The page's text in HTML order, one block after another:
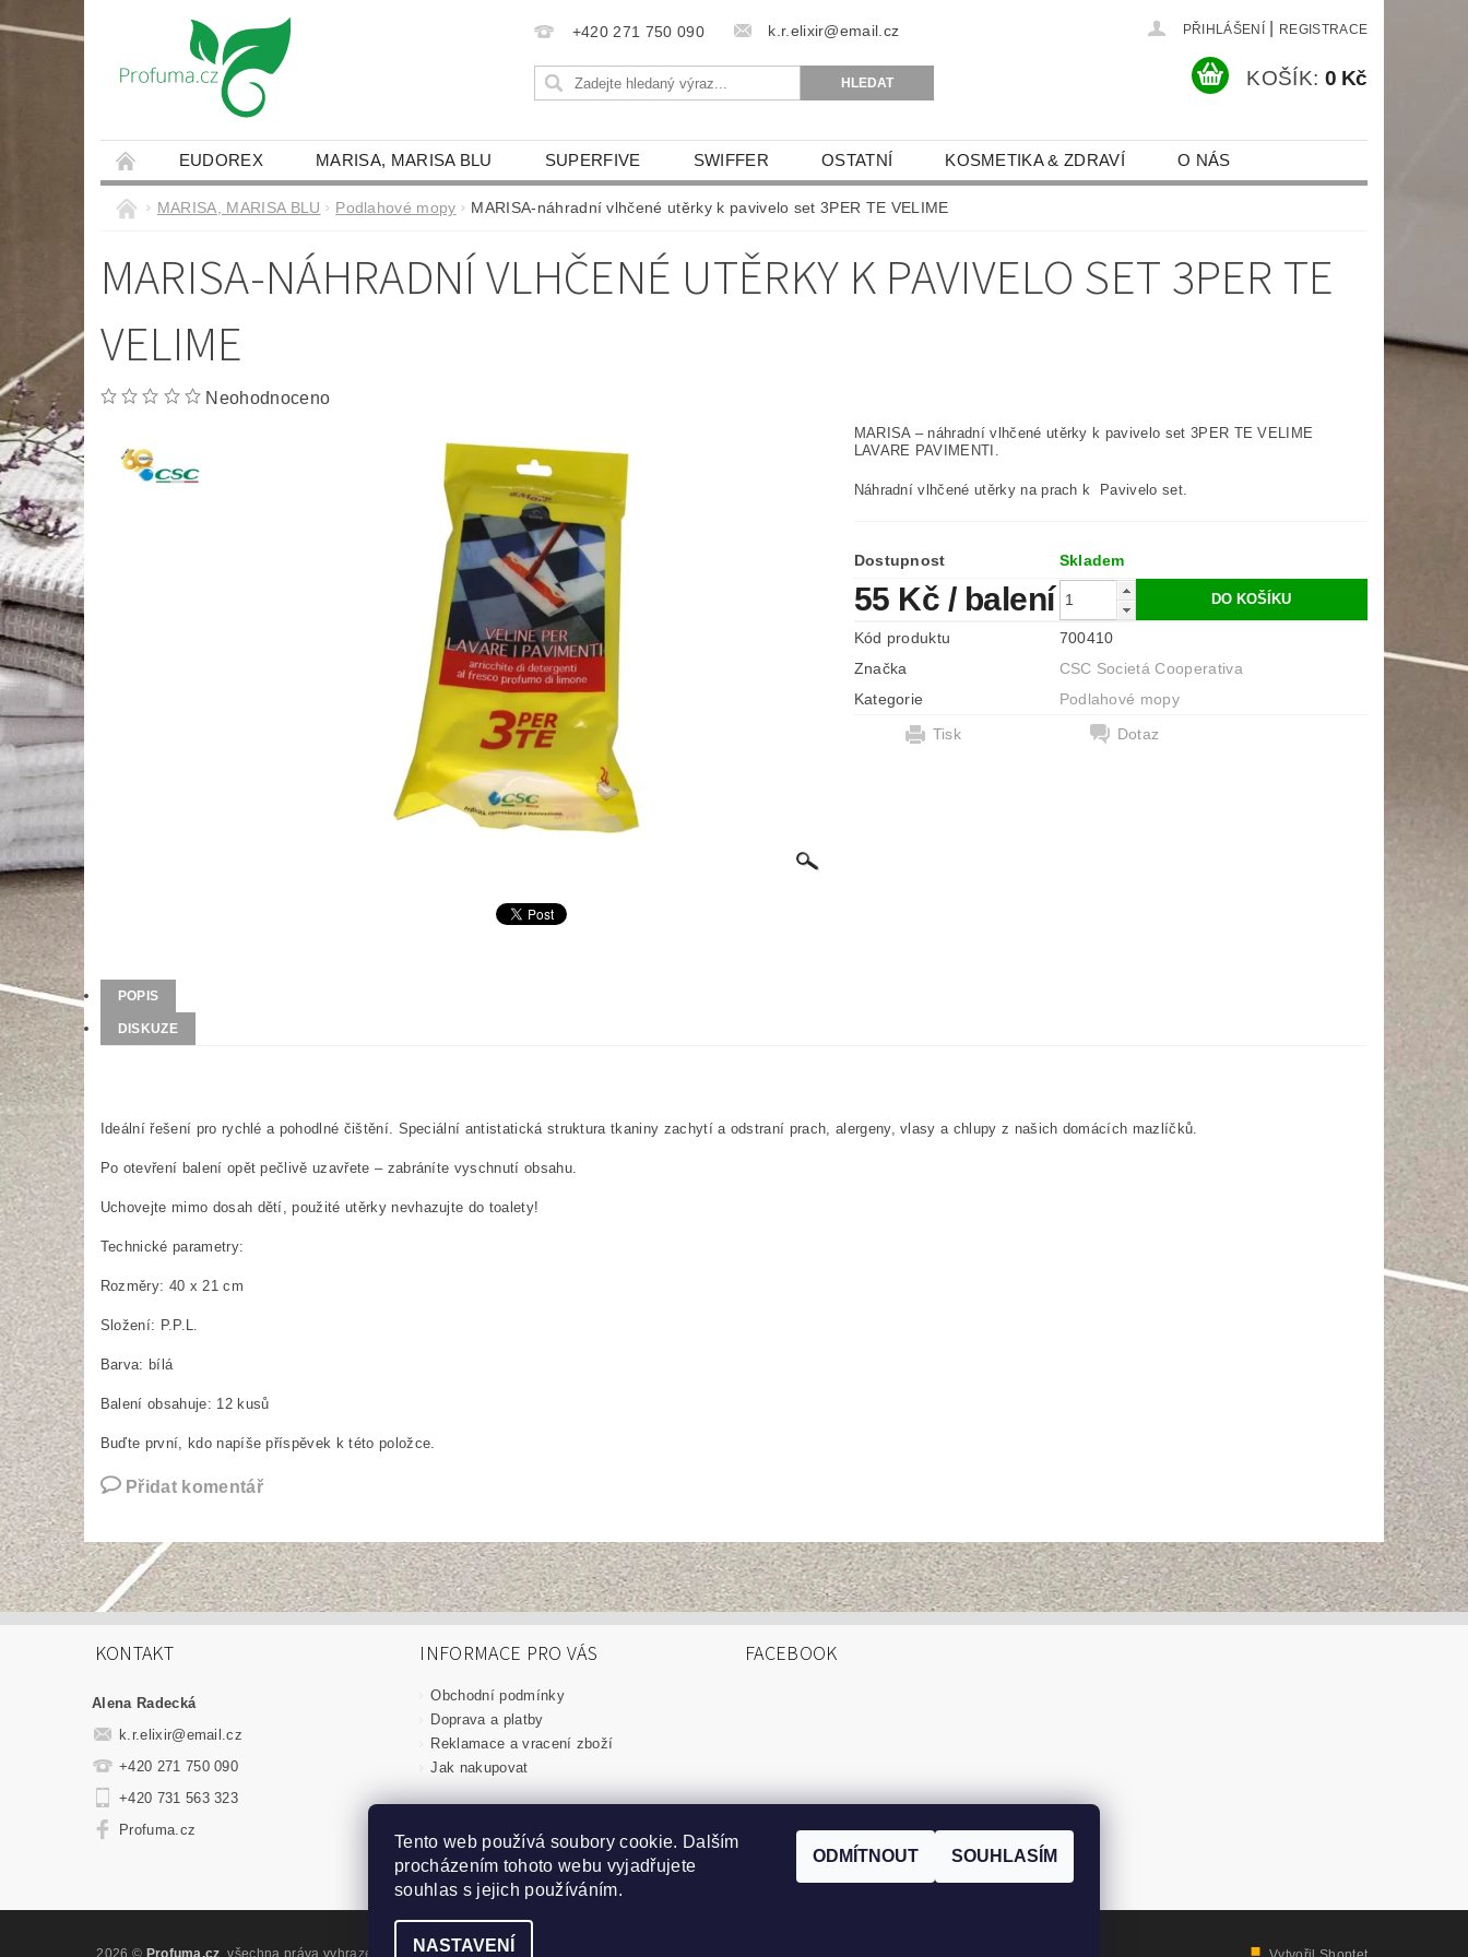
+420 271 750 090 k.r.elixir@email.cz PŘIHLÁŠENÍ REGISTRACE
KOŠÍK: 0 Kč
EUDOREX MARISA, MARISA BLU SUPERFIVE SWIFFER OSTATNÍ KOSMETIKA & ZDRAVÍ O NÁS
JAK NAKUPOVAT DOPRAVA A PLATBY REKLAMACE A VRACENÍ ZBOŽÍ OBCHODNÍ PODMÍNKY
MARISA, MARISA BLU Podlahové mopy MARISA-náhradní vlhčené utěrky k pavivelo set 3PER TE VELIME
MARISA-NÁHRADNÍ VLHČENÉ UTĚRKY K PAVIVELO SET 3PER TE
VELIME
Neohodnoceno
MARISA – náhradní vlhčené utěrky k pavivelo set 3PER TE VELIME
LAVARE PAVIMENTI.
Náhradní vlhčené utěrky na prach k Pavivelo set.
Dostupnost Skladem
55 Kč / balení
Kód produktu
700410
Značka
CSC Societá Cooperativa
Kategorie
Podlahové mopy
Tisk
Dotaz
POPIS
DISKUZE
Ideální řešení pro rychlé a pohodlné čištění. Speciální antistatická struktura tkaniny zachytí a odstraní prach, alergeny, vlasy a chlupy z našich domácích mazlíčků.
Po otevření balení opět pečlivě uzavřete – zabráníte vyschnutí obsahu.
Uchovejte mimo dosah dětí, použité utěrky nevhazujte do toalety!
Technické parametry:
Rozměry: 40 x 21 cm
Složení: P.P.L.
Barva: bílá
Balení obsahuje: 12 kusů
Buďte první, kdo napíše příspěvek k této položce.
Přidat komentář
KONTAKT
Alena Radecká
k.r.elixir@email.cz
+420 271 750 090
+420 731 563 323
Profuma.cz
INFORMACE PRO VÁS
Obchodní podmínky
Doprava a platby
Reklamace a vracení zboží
Jak nakupovat
FACEBOOK
marisa-produkty.cz eudorex.cz
2026 © Profuma.cz , všechna práva vyhrazena
Tento web používá soubory cookie. Dalším
procházením tohoto webu vyjadřujete
souhlas s jejich používáním.
NASTAVENÍ
ODMÍTNOUT SOUHLASÍM